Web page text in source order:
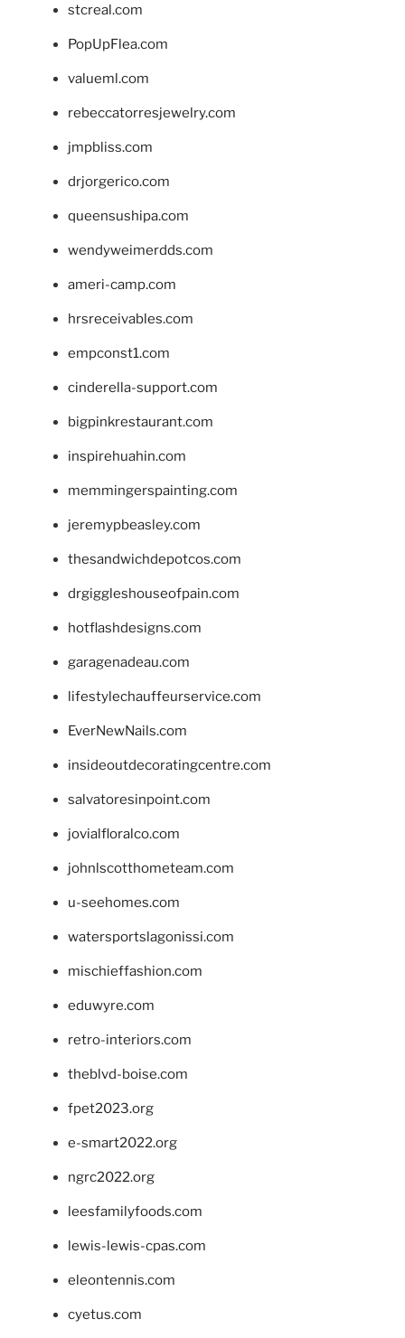
stcreal.com
PopUpFlea.com
valueml.com
rebeccatorresjewelry.com
jmpbliss.com
drjorgerico.com
queensushipa.com
wendyweimerdds.com
ameri-camp.com
hrsreceivables.com
empconst1.com
cinderella-support.com
bigpinkrestaurant.com
inspirehuahin.com
memmingerspainting.com
jeremypbeasley.com
thesandwichdepotcos.com
drgiggleshouseofpain.com
hotflashdesigns.com
garagenadeau.com
lifestylechauffeurservice.com
EverNewNails.com
insideoutdecoratingcentre.com
salvatoresinpoint.com
jovialfloralco.com
johnlscotthometeam.com
u-seehomes.com
watersportslagonissi.com
mischieffashion.com
eduwyre.com
retro-interiors.com
theblvd-boise.com
fpet2023.org
e-smart2022.org
ngrc2022.org
leesfamilyfoods.com
lewis-lewis-cpas.com
eleontennis.com
cyetus.com